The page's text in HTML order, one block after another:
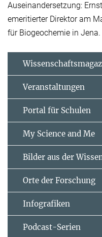
Auseinandersetzung:
emeritierter Direktor am
für Biogeochemie in Jena.
Veranstaltungen
Portal für Schulen
My Science and Me
Bilder aus der
Orte der Forschung
Infografiken
Podcast-Serien